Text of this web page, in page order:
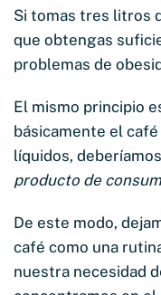
Si tomas tres litros
que obtengas
problemas de
El mismo principio
básicamente el
líquidos,
producto de
De este modo,
café como una
nuestra necesidad